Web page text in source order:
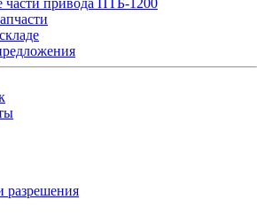
разрешения